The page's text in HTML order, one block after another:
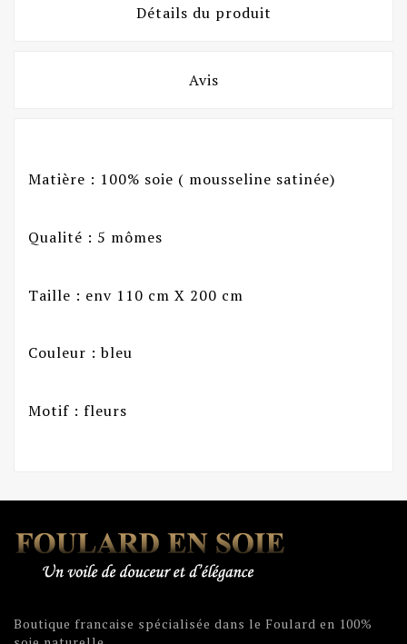
Détails du produit
Avis
Matière : 100% soie ( mousseline satinée)
Qualité : 5 mômes
Taille : env 110 cm X 200 cm
Couleur : bleu
Motif : fleurs
Boutique francaise spécialisée dans le Foulard en 100%